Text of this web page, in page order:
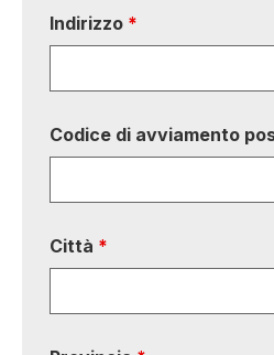
Indirizzo *
Codice di avviamento
Città *